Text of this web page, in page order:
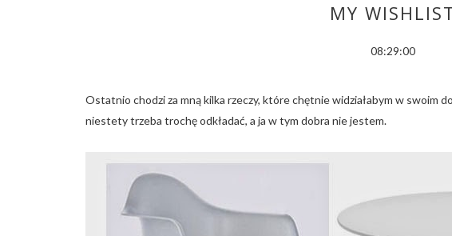
MY
08:29:00
Ostatnio chodzi za mną kilka rzeczy, które chętnie widziałabym w swoim
niestety trzeba trochę odkładać, a ja w tym dobra nie jestem.